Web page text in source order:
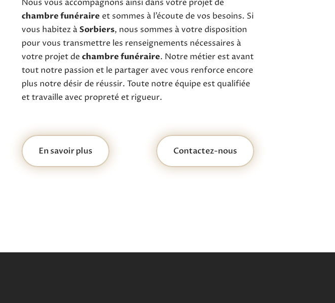
Nous vous accompagnons ainsi dans votre projet de
chambre funéraire et sommes à l’écoute de vos besoins. Si
vous habitez àSorbiers, nous sommes à votre disposition
pour vous transmettre les renseignements nécessaires à
votre projet dechambre funéraire. Notre métier est avant
tout notre passion et le partager avec vous renforce encore
plus notre désir de réussir. Toute notre équipe est qualifiée
et travaille avec propreté et rigueur.
En savoir plus Contactez-nous